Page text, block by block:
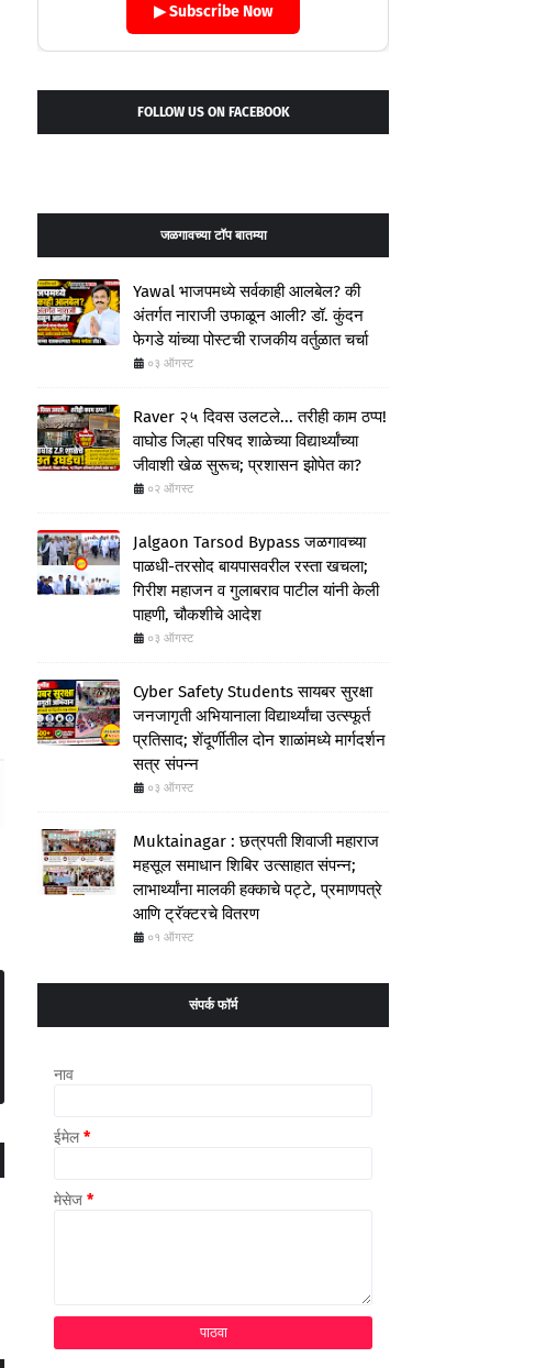
▶ Subscribe Now
FOLLOW US ON FACEBOOK
जळगावच्या टॉप बातम्या
Yawal भाजपमध्ये सर्वकाही आलबेल? की
अंतर्गत नाराजी उफाळून आली? डॉ. कुंदन
फेगडे यांच्या पोस्टची राजकीय वर्तुळात चर्चा
०३ ऑगस्ट
Raver २५ दिवस उलटले... तरीही काम ठप्प!
वाघोड जिल्हा परिषद शाळेच्या विद्यार्थ्यांच्या
जीवाशी खेळ सुरूच; प्रशासन झोपेत का?
०२ ऑगस्ट
Jalgaon Tarsod Bypass जळगावच्या
पाळधी-तरसोद बायपासवरील रस्ता खचला;
गिरीश महाजन व गुलाबराव पाटील यांनी केली
पाहणी, चौकशीचे आदेश
०३ ऑगस्ट
Cyber Safety Students सायबर सुरक्षा
जनजागृती अभियानाला विद्यार्थ्यांचा उत्स्फूर्त
प्रतिसाद; शेंदूर्णीतील दोन शाळांमध्ये मार्गदर्शन
सत्र संपन्न
०३ ऑगस्ट
Muktainagar : छत्रपती शिवाजी महाराज
महसूल समाधान शिबिर उत्साहात संपन्न;
लाभार्थ्यांना मालकी हक्काचे पट्टे, प्रमाणपत्रे
आणि ट्रॅक्टरचे वितरण
०१ ऑगस्ट
संपर्क फॉर्म
नाव
ईमेल*
मेसेज *